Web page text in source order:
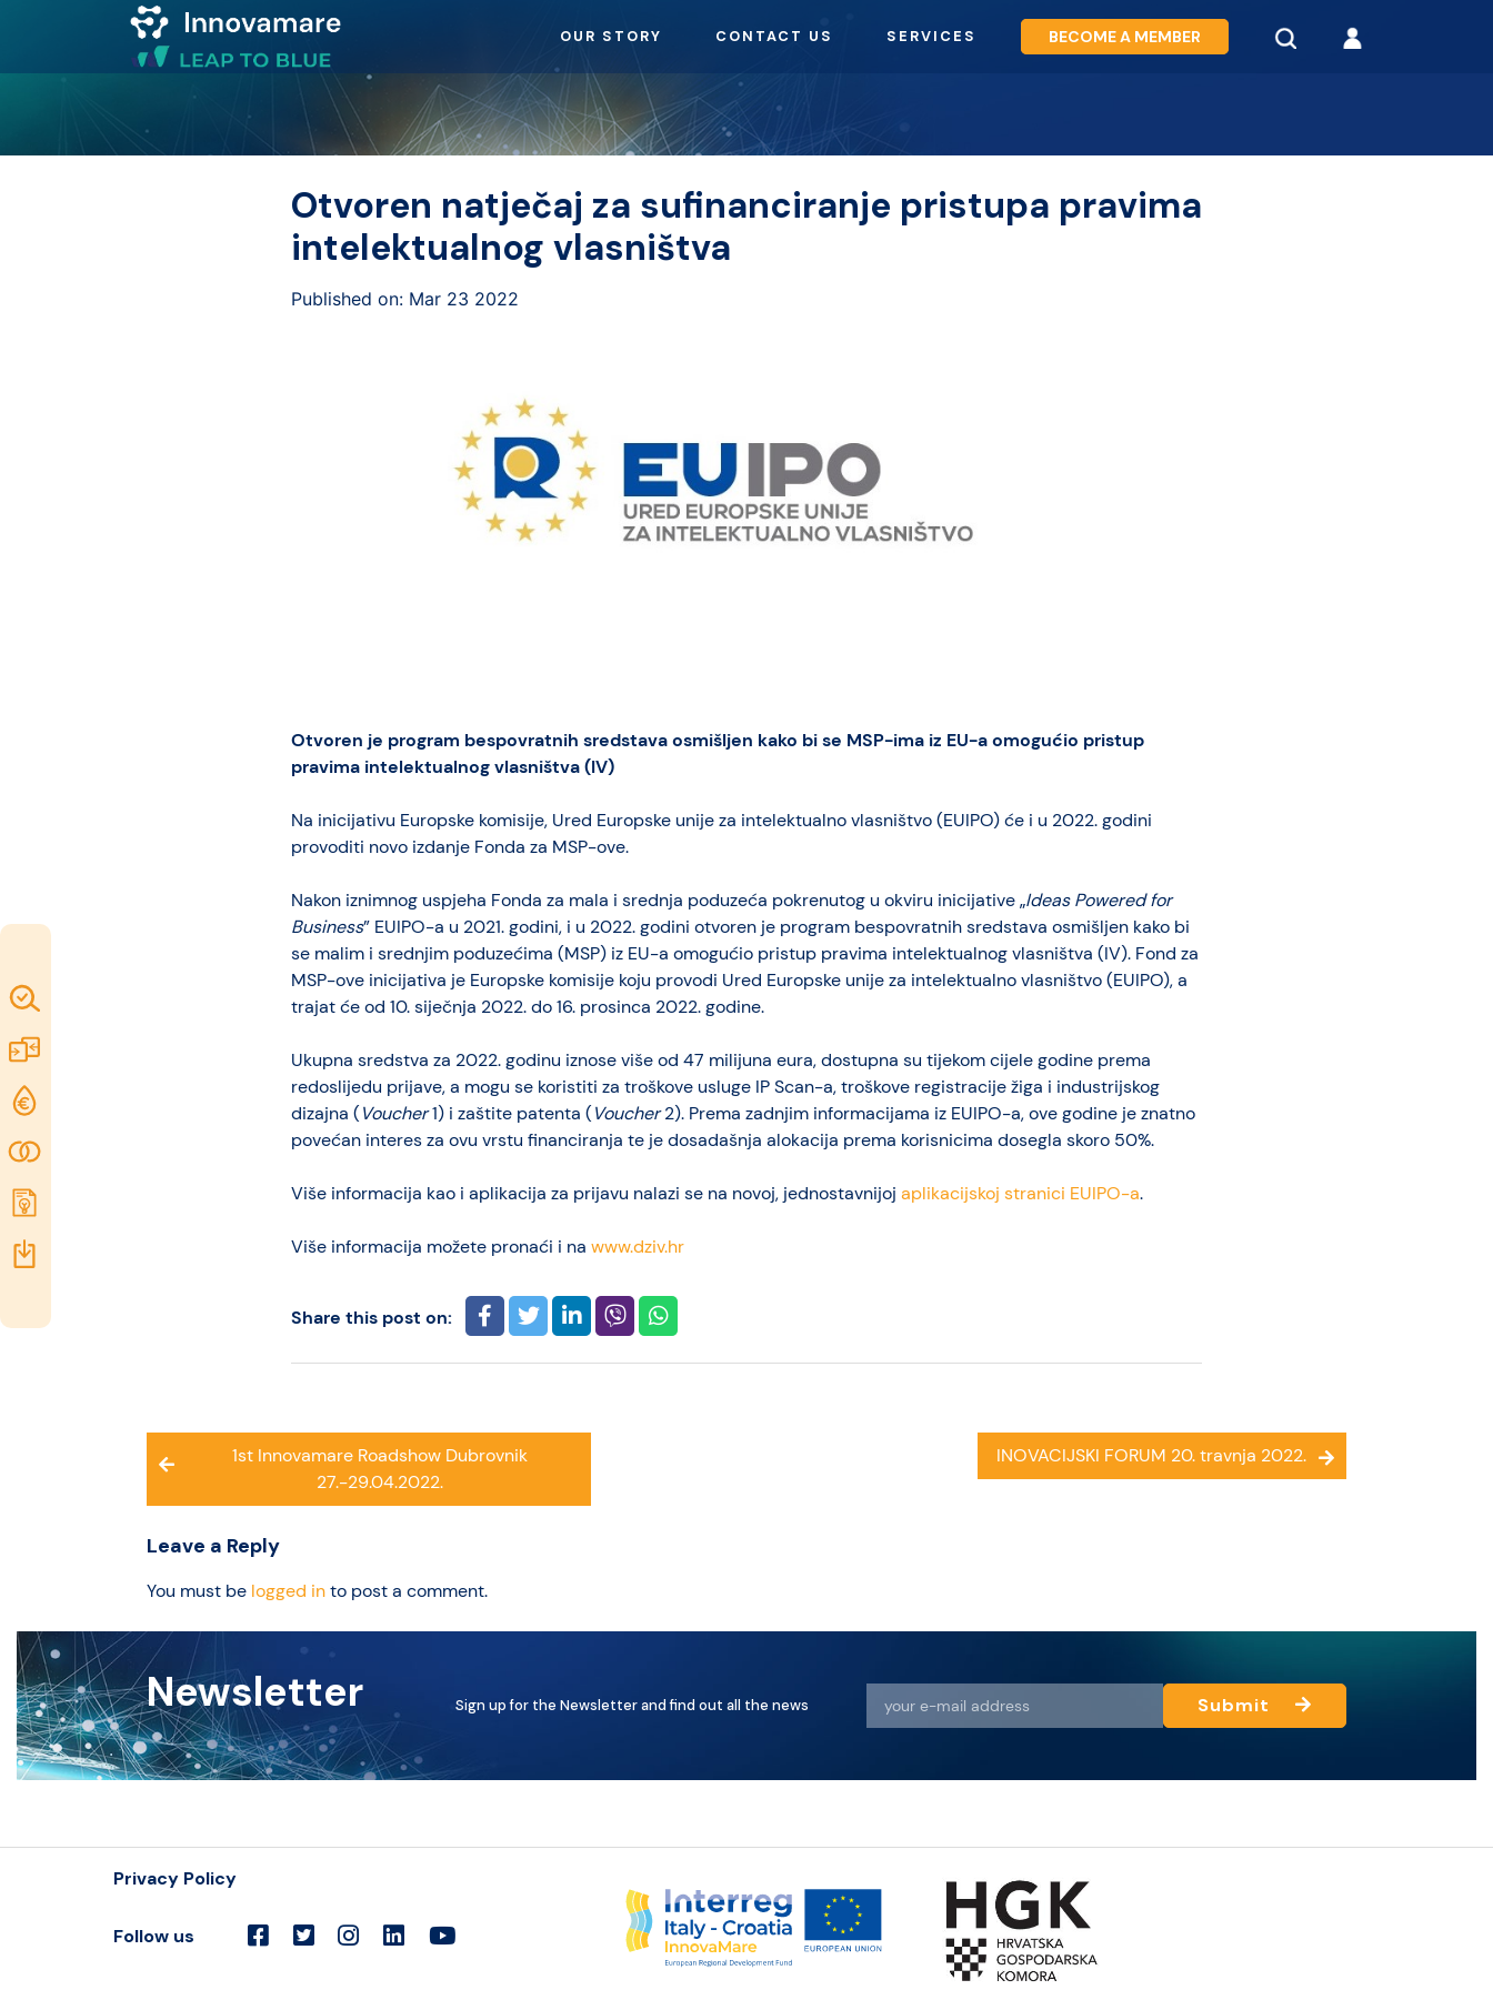
OUR STORY CONTACT US SERVICES BECOME A MEMBER
Otvoren natječaj za sufinanciranje pristupa pravima
intelektualnog vlasništva
Published on: Mar 23 2022
Otvoren je program bespovratnih sredstava osmišljen kako bi se MSP-ima iz EU-a omogućio pristup
pravima intelektualnog vlasništva (IV)
Na inicijativu Europske komisije, Ured Europske unije za intelektualno vlasništvo (EUIPO) će i u 2022. godini
provoditi novo izdanje Fonda za MSP-ove.
Nakon iznimnog uspjeha Fonda za mala i srednja poduzeća pokrenutog u okviru inicijative „Ideas Powered for
Business” EUIPO-a u 2021. godini, i u 2022. godini otvoren je program bespovratnih sredstava osmišljen kako bi
se malim i srednjim poduzećima (MSP) iz EU-a omogućio pristup pravima intelektualnog vlasništva (IV). Fond za
MSP-ove inicijativa je Europske komisije koju provodi Ured Europske unije za intelektualno vlasništvo (EUIPO), a
trajat će od 10. siječnja 2022. do 16. prosinca 2022. godine.
Ukupna sredstva za 2022. godinu iznose više od 47 milijuna eura, dostupna su tijekom cijele godine prema
redoslijedu prijave, a mogu se koristiti za troškove usluge IP Scan-a, troškove registracije žiga i industrijskog
dizajna (Voucher1) i zaštite patenta (Voucher2). Prema zadnjim informacijama iz EUIPO-a, ove godine je znatno
povećan interes za ovu vrstu financiranja te je dosadašnja alokacija prema korisnicima dosegla skoro 50%.
Više informacija kao i aplikacija za prijavu nalazi se na novoj, jednostavnijoj aplikacijskoj stranici EUIPO-a.
Više informacija možete pronaći i na www.dziv.hr
Share this post on:
navigation
1st Innovamare Roadshow Dubrovnik
27.-29.04.2022.
INOVACIJSKI FORUM 20. travnja 2022.
Leave a Reply
You must be logged into post a comment.
Newsletter Sign up for the Newsletter and find out all the news Submit
Privacy Policy
Follow us